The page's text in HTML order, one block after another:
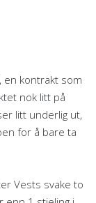
en kontrakt som
nok litt på
litt underlig ut,
for å bare ta
Vests svake to